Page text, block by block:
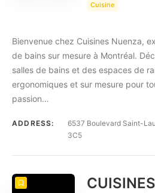
Cuisine
Bienvenue chez Cuisines Nuenza,
de bains sur mesure à Montréal.
salles de bains et des espaces de
ergonomiques et sur mesure pour
passion…
ADDRESS:
6537 Boulevard Saint-
3C5